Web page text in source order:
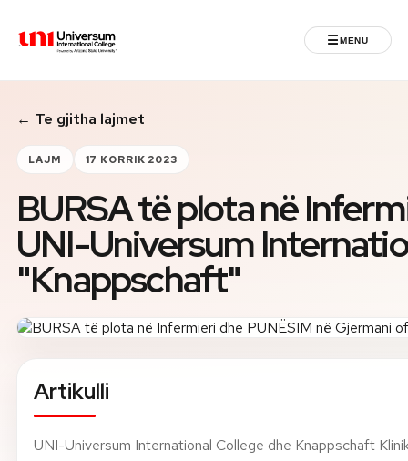
Universum University ☰MENU
MENU
Ballina
Regjistrimet
Programet
Jeta Studentore
Fuqizuar nga ASU
Rreth nesh
← Te gjitha lajmet
LAJM 17 KORRIK 2023
BURSA të plota në
UNI-Universum
"Knappschaft"
Artikulli
UNI-Universum International College dhe Knappschaft